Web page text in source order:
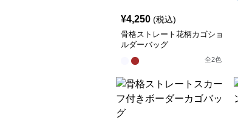
¥4,250 (税込)
骨格ストレート花柄カゴショ
ルダーバッグ
全2色